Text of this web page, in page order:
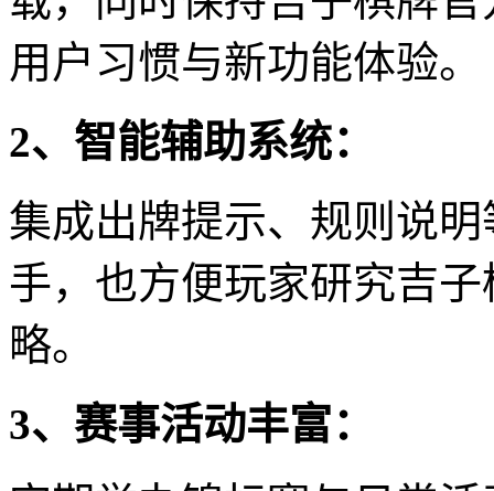
用户习惯与新功能体验。
2、智能辅助系统：
集成出牌提示、规则说
手，也方便玩家研究吉
略。
3、赛事活动丰富：